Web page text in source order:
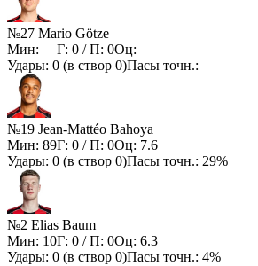
№27 Mario Götze
Мин: —Г: 0 / П: 0Оц: —
Удары: 0 (в створ 0)Пасы точн.: —
№19 Jean-Mattéo Bahoya
Мин: 89Г: 0 / П: 0Оц: 7.6
Удары: 0 (в створ 0)Пасы точн.: 29%
№2 Elias Baum
Мин: 10Г: 0 / П: 0Оц: 6.3
Удары: 0 (в створ 0)Пасы точн.: 4%